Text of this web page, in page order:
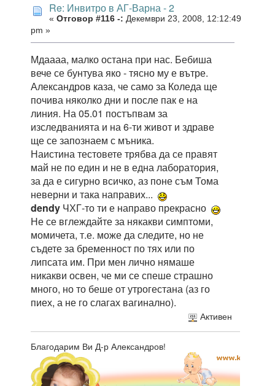
Re: Инвитро в АГ-Варна - 2
« Отговор #116 -: Декември 23, 2008, 12:12:49
pm »
Мдаааа, малко остана при нас. Бебиша
вече се бунтува яко - тясно му е вътре.
Александров каза, че само за Коледа ще
почива няколко дни и после пак е на
линия. На 05.01 постъпвам за
изследванията и на 6-ти живот и здраве
ще се запознаем с мъника.
Наистина тестовете трябва да се правят
май не по един и не в една лаборатория,
за да е сигурно всичко, аз поне съм Тома
неверни и така направих...
dendy ЧХГ-то ти е направо прекрасно
Не се вглеждайте за някакви симптоми,
момичета, т.е. може да следите, но не
съдете за бременност по тях или по
липсата им. При мен лично нямаше
никакви освен, че ми се спеше страшно
много, но то беше от утрогестана (аз го
пиех, а не го слагах вагинално).
Активен
Благодарим Ви Д-р Александров!